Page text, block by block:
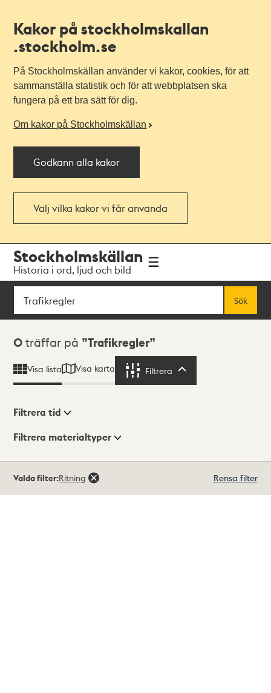
Kakor på stockholmskallan
.stockholm.se
På Stockholmskällan använder vi kakor, cookies, för att
sammanställa statistik och för att webbplatsen ska
fungera på ett bra sätt för dig.
Om kakor på Stockholmskällan
Godkänn alla kakor
Välj vilka kakor vi får använda
navigationen
huvudinnehållet
Stockholmskällan
Historia i ord, ljud och bild
Sök
Sök
Sökresultat
0 träffar på Trafikregler
Visa lista Visa karta Filtrera
Visningsläge
Filtrera tid
Filtrera materialtyper
träffar
Valda filter:Ritning Rensa filter